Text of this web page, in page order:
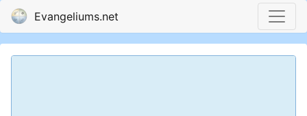
Evangeliums.net